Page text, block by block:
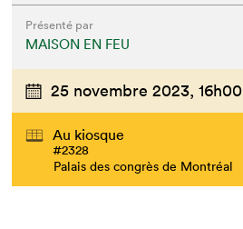
Présenté par
MAISON EN FEU
25 novembre 2023, 16h00
Au kiosque
#2328
Palais des congrès de Montréal